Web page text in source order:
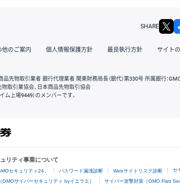
SHARE
他のご案内 個人情報保護方針 最良執行方針 サイト
品先物取引業者 銀行代理業者 関東財務局長（銀代）第330号 所属銀行：
取引業協会、日本商品先物取引協会
上場9449）のメンバーです。
リティ事業について
セキュリティ24」 パスワード漏洩診断 Webサイトリスク診断 セ
GMOサイバーセキュリティ byイエラエ） サイバー攻撃対策（GMO Flatt